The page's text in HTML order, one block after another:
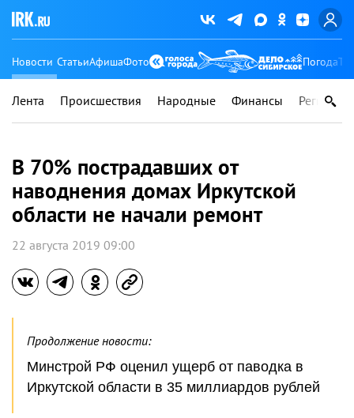
Новости СтатьиАфишаФото Погода
Лента Происшествия Народные Финансы Регионы
В 70% пострадавших от
наводнения домах Иркутской
области не начали ремонт
22 августа 2019 09:00
Продолжение новости:
Минстрой РФ оценил ущерб от паводка в
Иркутской области в 35 миллиардов рублей